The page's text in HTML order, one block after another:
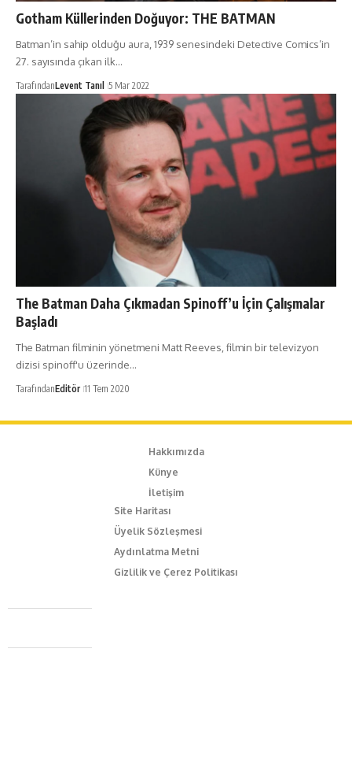
Gotham Küllerinden Doğuyor: THE BATMAN
Batman’in sahip olduğu aura, 1939 senesindeki Detective Comics’in
27. sayısında çıkan ilk…
TarafındanLevent Tanıl 5 Mar 2022
The Batman Daha Çıkmadan Spinoff’u İçin Çalışmalar
Başladı
The Batman filminin yönetmeni Matt Reeves, filmin bir televizyon
dizisi spinoff'u üzerinde…
TarafındanEditör 11 Tem 2020
Hakkımızda
Künye
İletişim
Site Haritası
Üyelik Sözleşmesi
Aydınlatma Metni
Gizlilik ve Çerez Politikası
Caferağa Mah. Dr. Şakir Paşa Sok. No3/A Kadıköy İstanbul
+90 543 345 46 00